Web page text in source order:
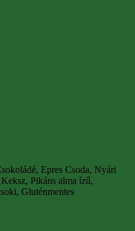
Epres Csoda, Nyári
Pikáns alma ízű,
Gluténmentes